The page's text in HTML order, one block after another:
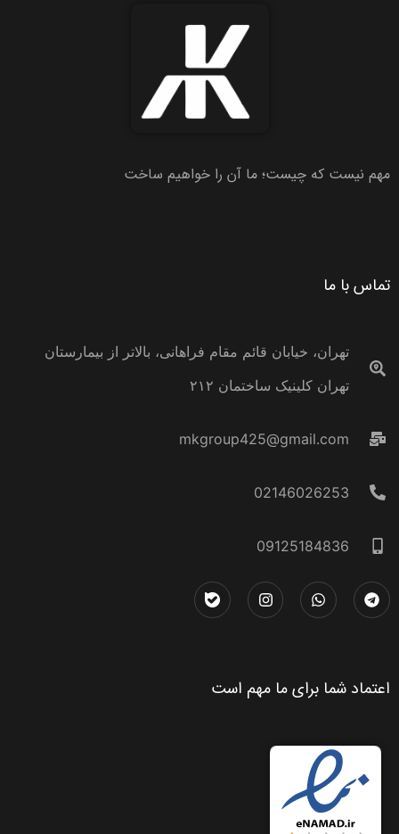
مهم نیست که چیست؛ ما آن را خواهیم ساخت
تماس با ما
تهران، خیابان قائم مقام فراهانی، بالاتر از بیمارستان
تهران کلینیک ساختمان ۲۱۲
mkgroup425@gmail.com
02146026253
09125184836
اعتماد شما برای ما مهم است